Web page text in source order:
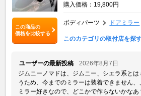
この商品の
価格を比較する
購入価格：19,800円
ボディパーツ ドアミラー
このカテゴリの取付店を探
ユーザーの最新投稿
2026年8月7日
ジムニーノマドは、ジムニー、シエラ系と
うため、今までのミラーは装着できません
ミラー好きなので、どこかで作らないかな